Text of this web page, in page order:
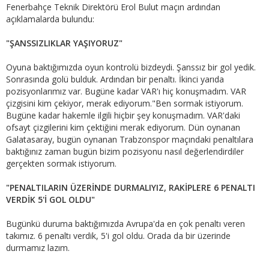
Fenerbahçe Teknik Direktörü Erol Bulut maçın ardından
açıklamalarda bulundu:
"ŞANSSIZLIKLAR YAŞIYORUZ"
Oyuna baktığımızda oyun kontrolü bizdeydi. Şanssız bir gol yedik.
Sonrasında golü bulduk. Ardından bir penaltı. İkinci yarıda
pozisyonlarımız var. Bugüne kadar VAR'ı hiç konuşmadım. VAR
çizgisini kim çekiyor, merak ediyorum."Ben sormak istiyorum.
Bugüne kadar hakemle ilgili hiçbir şey konuşmadım. VAR'daki
ofsayt çizgilerini kim çektiğini merak ediyorum. Dün oynanan
Galatasaray, bugün oynanan Trabzonspor maçındaki penaltılara
baktığınız zaman bugün bizim pozisyonu nasıl değerlendirdiler
gerçekten sormak istiyorum.
"PENALTILARIN ÜZERİNDE DURMALIYIZ, RAKİPLERE 6 PENALTI
VERDİK 5'İ GOL OLDU"
Bugünkü duruma baktığımızda Avrupa'da en çok penaltı veren
takımız. 6 penaltı verdik, 5'i gol oldu. Orada da bir üzerinde
durmamız lazım.